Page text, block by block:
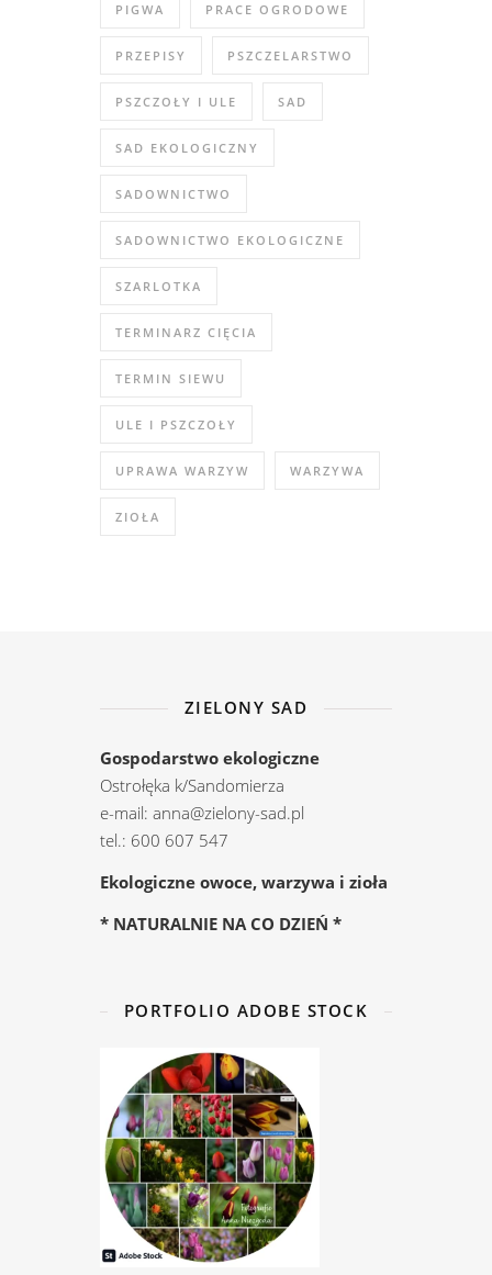
PIGWA PRACE OGRODOWE
PRZEPISY PSZCZELARSTWO
PSZCZOŁY I ULE SAD
SAD EKOLOGICZNY
SADOWNICTWO
SADOWNICTWO EKOLOGICZNE
SZARLOTKA
TERMINARZ CIĘCIA
TERMIN SIEWU
ULE I PSZCZOŁY
UPRAWA WARZYW WARZYWA
ZIOŁA
ZIELONY SAD
Gospodarstwo ekologiczne
Ostrołęka k/Sandomierza
e-mail: anna@zielony-sad.pl
tel.: 600 607 547
Ekologiczne owoce, warzywa i zioła
* NATURALNIE NA CO DZIEŃ *
PORTFOLIO ADOBE STOCK